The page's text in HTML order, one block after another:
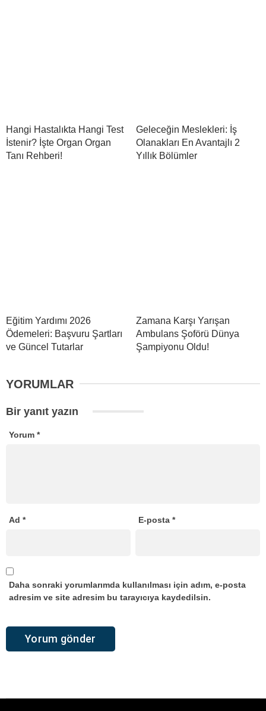
Hangi Hastalıkta Hangi Test
İstenir? İşte Organ Organ
Tanı Rehberi!
Geleceğin Meslekleri: İş
Olanakları En Avantajlı 2
Yıllık Bölümler
Eğitim Yardımı 2026
Ödemeleri: Başvuru Şartları
ve Güncel Tutarlar
Zamana Karşı Yarışan
Ambulans Şoförü Dünya
Şampiyonu Oldu!
YORUMLAR
Bir yanıt yazın
Yorum *
Ad * E-posta*
Daha sonraki yorumlarımda kullanılması için adım, e-posta
adresim ve site adresim bu tarayıcıya kaydedilsin.